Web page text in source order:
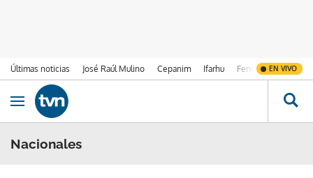
Últimas noticias José Raúl Mulino Cepanim Ifarhu Fenómeno de El
EN VIVO
Ir al contenido
Obrir navegació
Nacionales